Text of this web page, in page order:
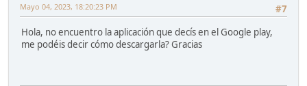
#7
Mayo 04, 2023, 18:20:23 PM
Hola, no encuentro la aplicación que decís en el Google play,
me podéis decir cómo descargarla? Gracias